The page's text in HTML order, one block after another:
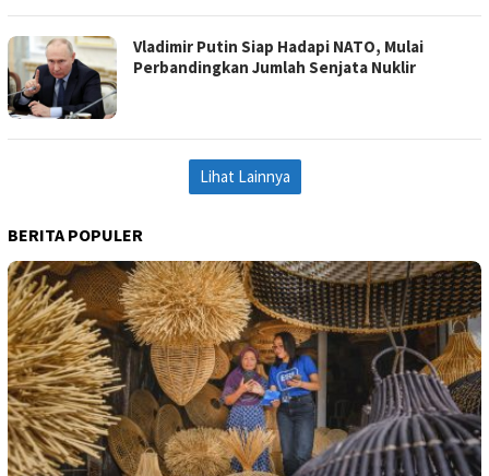
Vladimir Putin Siap Hadapi NATO, Mulai
Perbandingkan Jumlah Senjata Nuklir
Lihat Lainnya
BERITA POPULER